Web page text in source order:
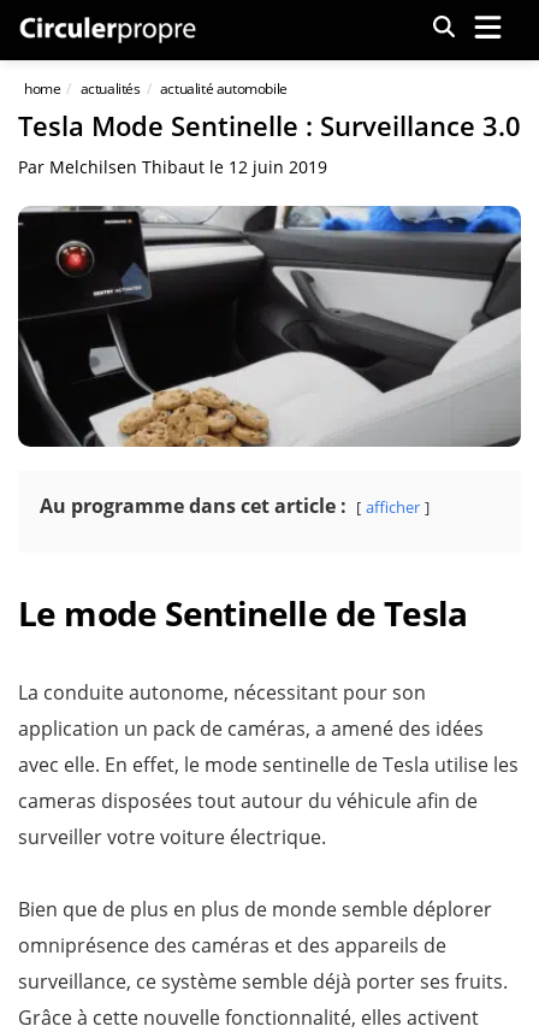
Menu
home actualités actualité automobile
Tesla Mode Sentinelle : Surveillance 3.0
Par Melchilsen Thibaut le 12 juin 2019
Au programme dans cet article : afficher
Le mode Sentinelle de Tesla
La conduite autonome, nécessitant pour son
application un pack de caméras, a amené des idées
avec elle. En effet, le mode sentinelle de Tesla utilise les
cameras disposées tout autour du véhicule afin de
surveiller votre voiture électrique.
Bien que de plus en plus de monde semble déplorer
omniprésence des caméras et des appareils de
surveillance, ce système semble déjà porter ses fruits.
Grâce à cette nouvelle fonctionnalité, elles activent